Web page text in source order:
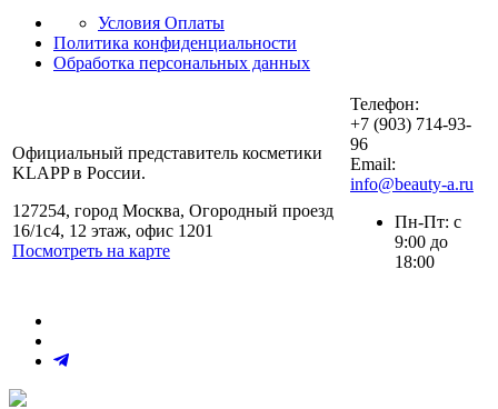
Условия Оплаты
Политика конфиденциальности
Обработка персональных данных
Официальный представитель косметики
KLAPP в России.
127254, город Москва, Огородный проезд
16/1с4, 12 этаж, офис 1201
Посмотреть на карте
Телефон:
+7 (903) 714-93-
96
Email:
info@beauty-a.ru
Пн-Пт: с
9:00 до
18:00